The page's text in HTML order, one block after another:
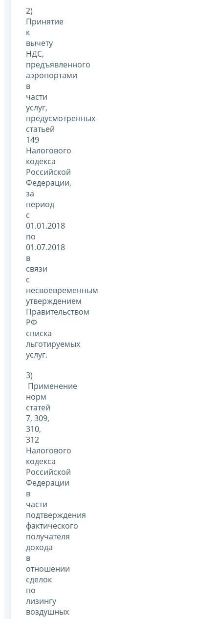
2)
Принятие
к
вычету
НДС,
предъявленного
аэропортами
в
части
услуг,
предусмотренных
статьей
149
Налогового
кодекса
Российской
Федерации,
за
период
с
01.01.2018
по
01.07.2018
в
связи
с
несвоевременным
утверждением
Правительством
РФ
списка
льготируемых
услуг.
3)
Применение
норм
статей
7, 309,
310,
312
Налогового
кодекса
Российской
Федерации
в
части
подтверждения
фактического
получателя
дохода
в
отношении
сделок
по
лизингу
воздушных